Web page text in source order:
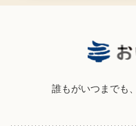
誰もがいつまでも、